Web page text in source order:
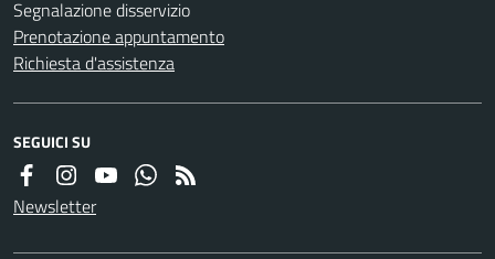
Segnalazione disservizio
Prenotazione appuntamento
Richiesta d'assistenza
SEGUICI SU
Newsletter